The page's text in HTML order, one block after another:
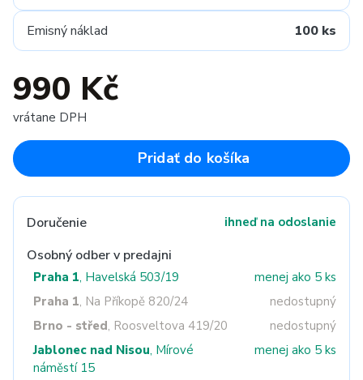
Emisný náklad 100 ks
990 Kč
vrátane DPH
Pridať do košíka
Doručenie ihneď na odoslanie
Osobný odber v predajni
Praha 1, Havelská 503/19
menej ako 5 ks
Praha 1, Na Příkopě 820/24
nedostupný
Brno - střed, Roosveltova 419/20
nedostupný
Jablonec nad Nisou, Mírové
náměstí 15
menej ako 5 ks